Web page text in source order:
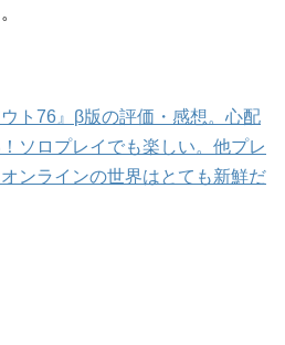
ウト76』β版の評価・感想。心配
ソロプレイでも楽しい。他プレ
ンラインの世界はとても新鮮だ